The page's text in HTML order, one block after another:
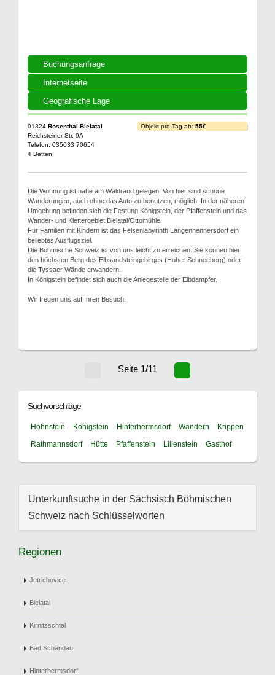
Buchungsanfrage
Internetseite
Geografische Lage
01824 Rosenthal-Bielatal
Reichsteiner Str. 9A
Telefon: 035033 70654
4 Betten
Objekt pro Tag ab: 55€
Die Wohnung ist nahe am Waldrand gelegen. Von hier sind schöne
Wanderungen, auch ohne das Auto zu benutzen, möglich. In der näheren
Umgebung befinden sich die Festung Königstein, der Pfaffenstein und das
Wander- und Klettergebiet Bielatal/Ottomühle.
Für Familien mit Kindern ist das Felsenlabyrinth Langenhennersdorf ein
beliebtes Ausflugsziel.
Die Böhmische Schweiz ist von uns leicht zu erreichen. Sie können hier
den höchsten Berg des Elbsandsteingebirges (Hoher Schneeberg) oder
die Tyssaer Wände erwandern.
In Königstein befindet sich auch die Anlegestelle der Elbdampfer.
Wir freuen uns auf Ihren Besuch.
Seite 1/11
Suchvorschläge
Hohnstein Königstein Hinterhermsdorf Wandern
Krippen
Rathmannsdorf
Hütte Pfaffenstein Lilienstein Gasthof
Unterkunftsuche in der Sächsisch Böhmischen
Schweiz nach Schlüsselworten
Regionen
Jetrichovice
Bielatal
Kirnitzschtal
Bad Schandau
Hinterhermsdorf